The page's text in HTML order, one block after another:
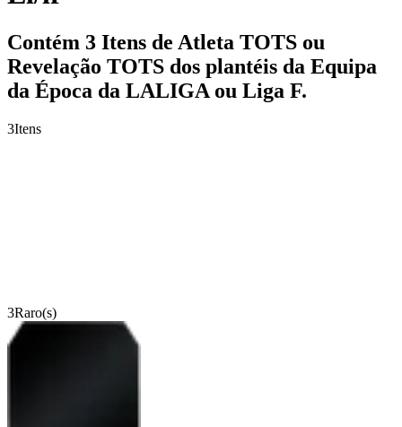
Contém 3 Itens de Atleta TOTS ou
Revelação TOTS dos plantéis da Equipa
da Época da LALIGA ou Liga F.
3Itens
3Raro(s)